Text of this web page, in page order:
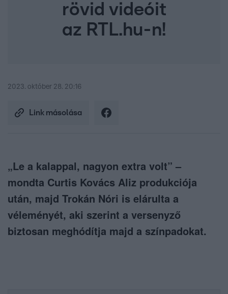
rövid videóit
az RTL.hu-n!
2023. október 28. 20:16
Link másolása
„Le a kalappal, nagyon extra volt” –
mondta Curtis Kovács Aliz produkciója
után, majd Trokán Nóri is elárulta a
véleményét, aki szerint a versenyző
biztosan meghódítja majd a színpadokat.